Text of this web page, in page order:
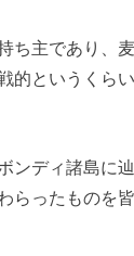
ち主であり、
的というくら
ンディ諸島に
らったものを